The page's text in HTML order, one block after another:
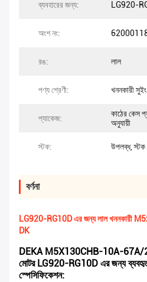
ব্যবহারের জন্য: LG920-
অংশ নং:
রঙ: লাল
পণ্য শ্রেণী: খননকারী
প্যাকেজ:
কাঠের কেস
অনুযায়ী
স্টক: উপলব্ধ, স্টক
বর্ণনা
LG920-RG10D এর জন্য লাল খননকারী
DK
DEKA M5X130CHB-10A-67A/
মোটর LG920-RG10D এর জন্য
স্পেসিফিকেশন: